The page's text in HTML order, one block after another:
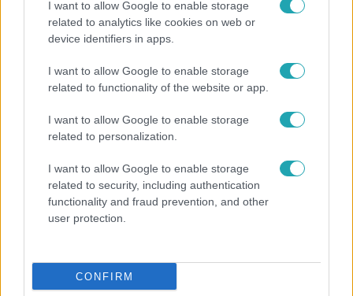
I want to allow Google to enable storage
related to analytics like cookies on web or
device identifiers in apps.
I want to allow Google to enable storage
related to functionality of the website or app.
I want to allow Google to enable storage
related to personalization.
I want to allow Google to enable storage
related to security, including authentication
functionality and fraud prevention, and other
user protection.
CONFIRM
2020. december 3. 17:39
Macska gondoz egy tüdőbetegséggel küzdő
kutyát Tatán
kutyát Tatán. A Hope névre hallgató kutya nagyon rossz
állapotban került az állatvédőkhöz, alkalmi befogadójánál